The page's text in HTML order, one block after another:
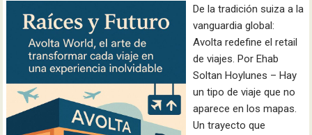
De la tradición suiza a la
vanguardia global:
Avolta redefine el retail
de viajes. Por Ehab
Soltan Hoylunes – Hay
un tipo de viaje que no
aparece en los mapas.
Un trayecto que